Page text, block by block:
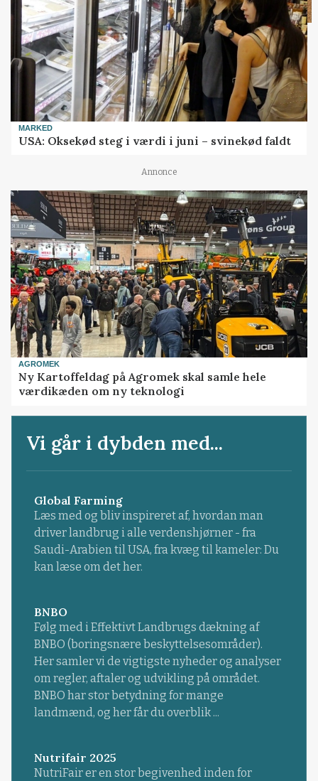
MARKED
USA: Oksekød steg i værdi i juni – svinekød faldt
Annonce
AGROMEK
Ny Kartoffeldag på Agromek skal samle hele
værdikæden om ny teknologi
Vi går i dybden med...
Global Farming
Læs med og bliv inspireret af, hvordan man
driver landbrug i alle verdenshjørner - fra
Saudi-Arabien til USA, fra kvæg til kameler: Du
kan læse om det her.
BNBO
Følg med i Effektivt Landbrugs dækning af
BNBO (boringsnære beskyttelsesområder).
Her samler vi de vigtigste nyheder og analyser
om regler, aftaler og udvikling på området.
BNBO har stor betydning for mange
landmænd, og her får du overblik ...
Nutrifair 2025
NutriFair er en stor begivenhed inden for